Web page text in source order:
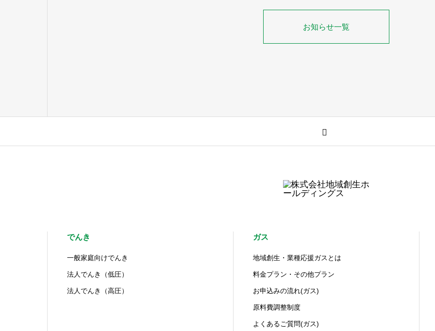
お知らせ一覧
でんき
一般家庭向けでんき
法人でんき（低圧）
法人でんき（高圧）
ガス
地域創生・業種応援ガスとは
料金プラン・その他プラン
お申込みの流れ(ガス)
原料費調整制度
よくあるご質問(ガス)